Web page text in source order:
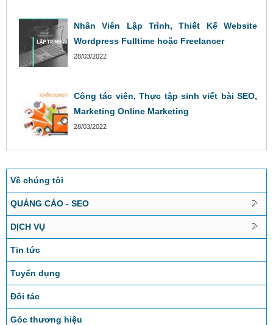
Nhân Viên Lập Trình, Thiết Kế Website
Wordpress Fulltime hoặc Freelancer
28/03/2022
Công tác viên, Thực tập sinh viết bài SEO,
Marketing Online Marketing
28/03/2022
Về chúng tôi
QUẢNG CÁO - SEO
DỊCH VỤ
Tin tức
Tuyển dụng
Đối tác
Góc thương hiệu